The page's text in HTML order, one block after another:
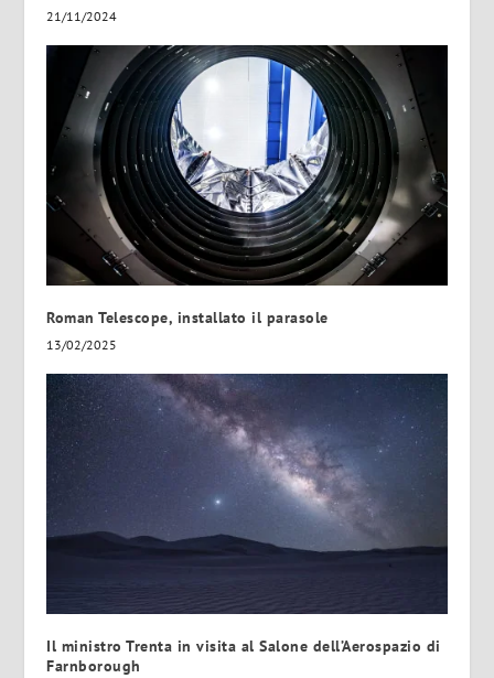
21/11/2024
Roman Telescope, installato il parasole
13/02/2025
Il ministro Trenta in visita al Salone dell’Aerospazio di
Farnborough